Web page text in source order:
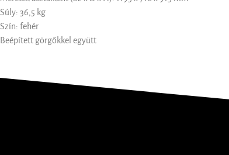
Súly: 36,5 kg
Szín: fehér
Beépített görgőkkel együtt